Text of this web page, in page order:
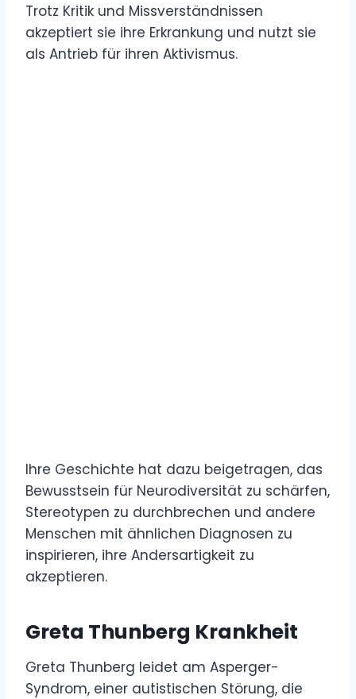
Trotz Kritik und Missverständnissen
akzeptiert sie ihre Erkrankung und nutzt sie
als Antrieb für ihren Aktivismus.
Ihre Geschichte hat dazu beigetragen, das
Bewusstsein für Neurodiversität zu schärfen,
Stereotypen zu durchbrechen und andere
Menschen mit ähnlichen Diagnosen zu
inspirieren, ihre Andersartigkeit zu
akzeptieren.
Greta Thunberg Krankheit
Greta Thunberg leidet am Asperger-
Syndrom, einer autistischen Störung, die